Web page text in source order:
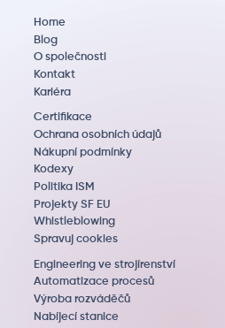
Certifikace
Ochrana osobních údajů
Nákupní podmínky
Kodexy
Politika ISM
Projekty SF EU
Whistleblowing
Spravuj cookies
Home
Blog
O společnosti
Kontakt
Kariéra
Engineering ve strojírenství
Automatizace procesů
Výroba rozváděčů
Nabíjecí stanice